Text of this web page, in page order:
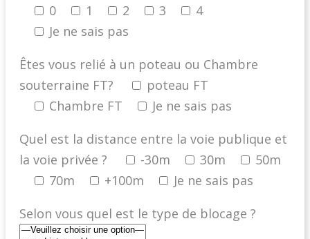
0
1 2 3
4
Je ne sais pas
Êtes vous relié à un poteau ou Chambre
souterraine FT?
poteau FT
Chambre FT
Je ne sais pas
Quel est la distance entre la voie publique et
la voie privée ?
-30m 30m
50m
70m
+100m
Je ne sais pas
Selon vous quel est le type de blocage ?